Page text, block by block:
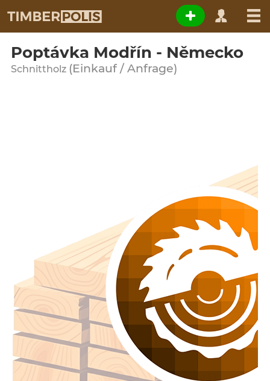
Poptávka Modřín - Německo
Schnittholz (Einkauf / Anfrage)